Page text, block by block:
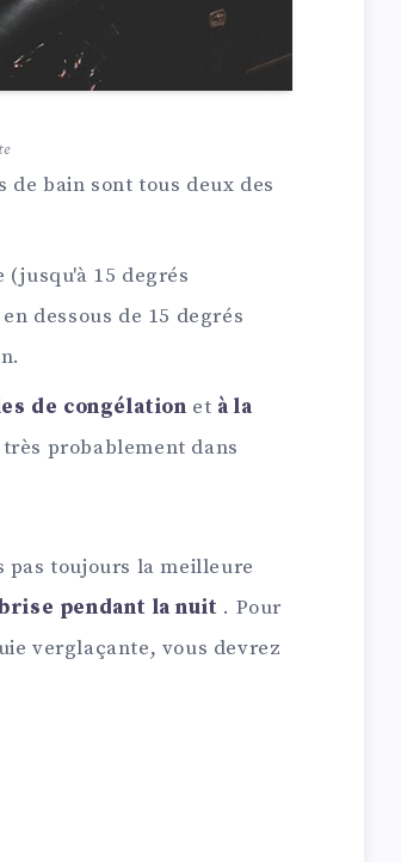
bain sont tous deux des
15 degrés
dessous de 15 degrés
de congélation et à la
probablement dans
toujours la meilleure
pendant la nuit . Pour
verglaçante, vous devrez